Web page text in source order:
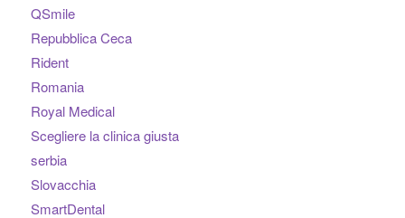
QSmile
Repubblica Ceca
Rident
Romania
Royal Medical
Scegliere la clinica giusta
serbia
Slovacchia
SmartDental